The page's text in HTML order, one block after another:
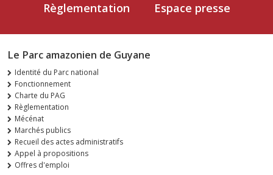
Règlementation Espace presse
Le Parc amazonien de Guyane
Identité du Parc national
Fonctionnement
Charte du PAG
Règlementation
Mécénat
Marchés publics
Recueil des actes administratifs
Appel à propositions
Offres d'emploi